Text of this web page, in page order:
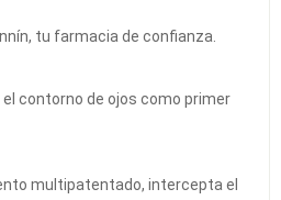
tu farmacia de confianza.
el contorno de ojos como primer
multipatentado, intercepta el